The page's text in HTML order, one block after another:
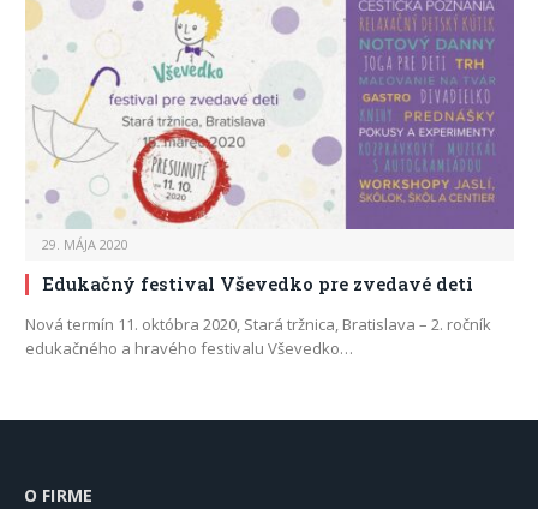
29. MÁJA 2020
Edukačný festival Vševedko pre zvedavé deti
Nová termín 11. októbra 2020, Stará tržnica, Bratislava – 2. ročník
edukačného a hravého festivalu Vševedko…
O FIRME